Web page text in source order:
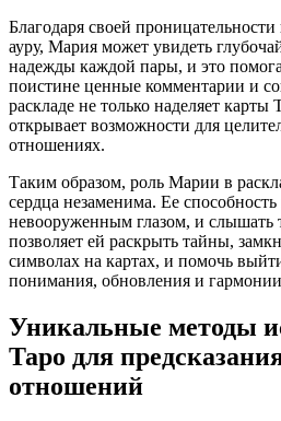
Благодаря своей
ауру, Мария может увидеть
надежды каждой пары, и это
поистине ценные комментарии и
раскладе не только наделяет
открывает возможности для
отношениях.
Таким образом, роль Марии в
сердца незаменима. Ее
невооруженным глазом, и слышать
позволяет ей раскрыть тайны,
символах на картах, и помочь
понимания, обновления и
Уникальные методы
Таро для
отношений